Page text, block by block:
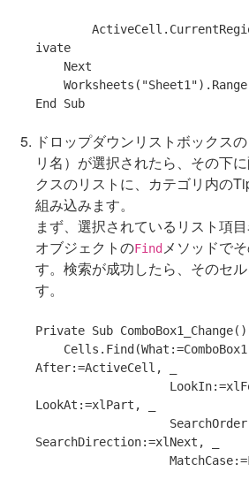
ivate
Next
    Worksheets(
"Sheet1"
End
Sub
ドロップダウンリストボックス
リ名）が選択されたら、その下
クスのリストに、カテゴリ内の
組み込みます。
まず、選択されているリスト項目
オブジェクトのFind メソッドで
す。検索が成功したら、そのセ
す。
Private Sub ComboBox1_Change()
After:=ActiveCell, _
LookAt:=xlPart, _
SearchDirection:=xlNext, _
                   MatchCase:=